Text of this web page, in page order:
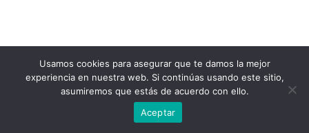
Usamos cookies para asegurar que te damos la mejor
experiencia en nuestra web. Si continúas usando este sitio,
asumiremos que estás de acuerdo con ello.
Aceptar